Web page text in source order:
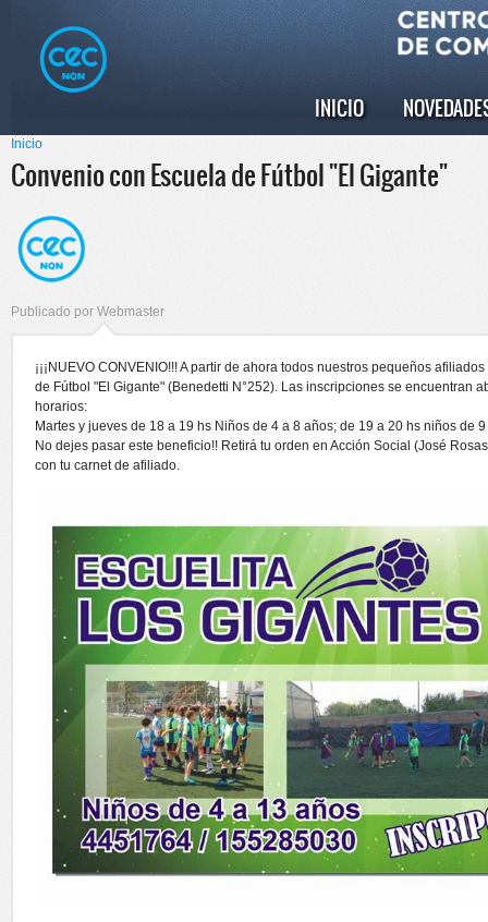
principal
Menú principal
INICIO
Se encuentra usted aquí
Inicio
Convenio con Escuela de Fútbol "El Gigante"
Publicado por Webmaster
¡¡¡NUEVO CONVENIO!!! A partir de ahora todos nuestros pequeños
de Fútbol "El Gigante" (Benedetti N°252). Las inscripciones se encuentran
horarios:
Martes y jueves de 18 a 19 hs Niños de 4 a 8 años; de 19 a 20 hs niños de
No dejes pasar este beneficio!! Retirá tu orden en Acción Social (José
con tu carnet de afiliado.